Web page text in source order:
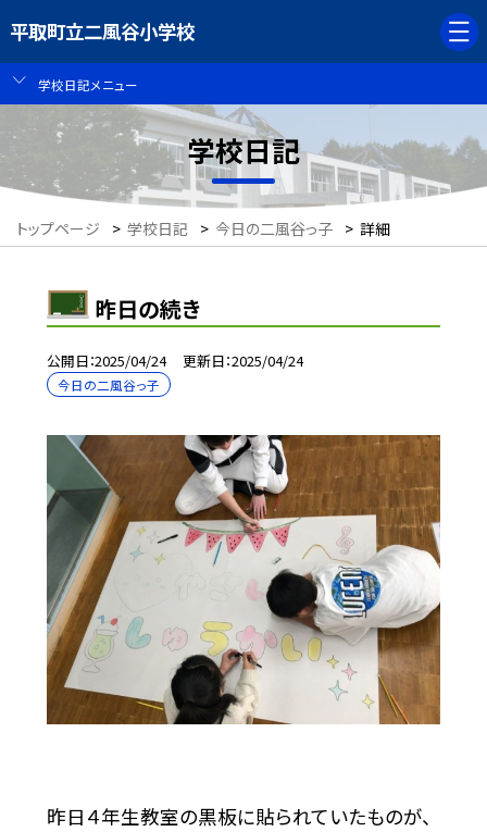
平取町立二風谷小学校
学校日記メニュー
学校日記
トップページ > 学校日記 > 今日の二風谷っ子 > 詳細
昨日の続き
公開日 2025/04/24 更新日 2025/04/24
今日の二風谷っ子
昨日４年生教室の黒板に貼られていたものが、